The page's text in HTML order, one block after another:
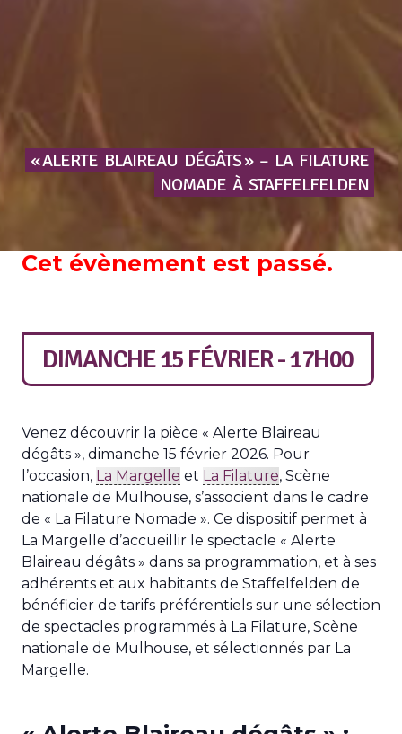
« ALERTE BLAIREAU DÉGÂTS » – LA FILATURE
NOMADE À STAFFELFELDEN
Cet évènement est passé.
DIMANCHE 15 FÉVRIER - 17H00
Venez découvrir la pièce « Alerte Blaireau
dégâts », dimanche 15 février 2026. Pour
l’occasion, La Margelle et La Filature, Scène
nationale de Mulhouse, s’associent dans le cadre
de « La Filature Nomade ». Ce dispositif permet à
La Margelle d’accueillir le spectacle « Alerte
Blaireau dégâts » dans sa programmation, et à ses
adhérents et aux habitants de Staffelfelden de
bénéficier de tarifs préférentiels sur une sélection
de spectacles programmés à La Filature, Scène
nationale de Mulhouse, et sélectionnés par La
Margelle.